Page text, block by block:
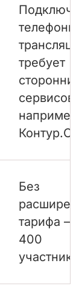
требует
сторонних
сервисов,
например,
Без
тарифа —
400